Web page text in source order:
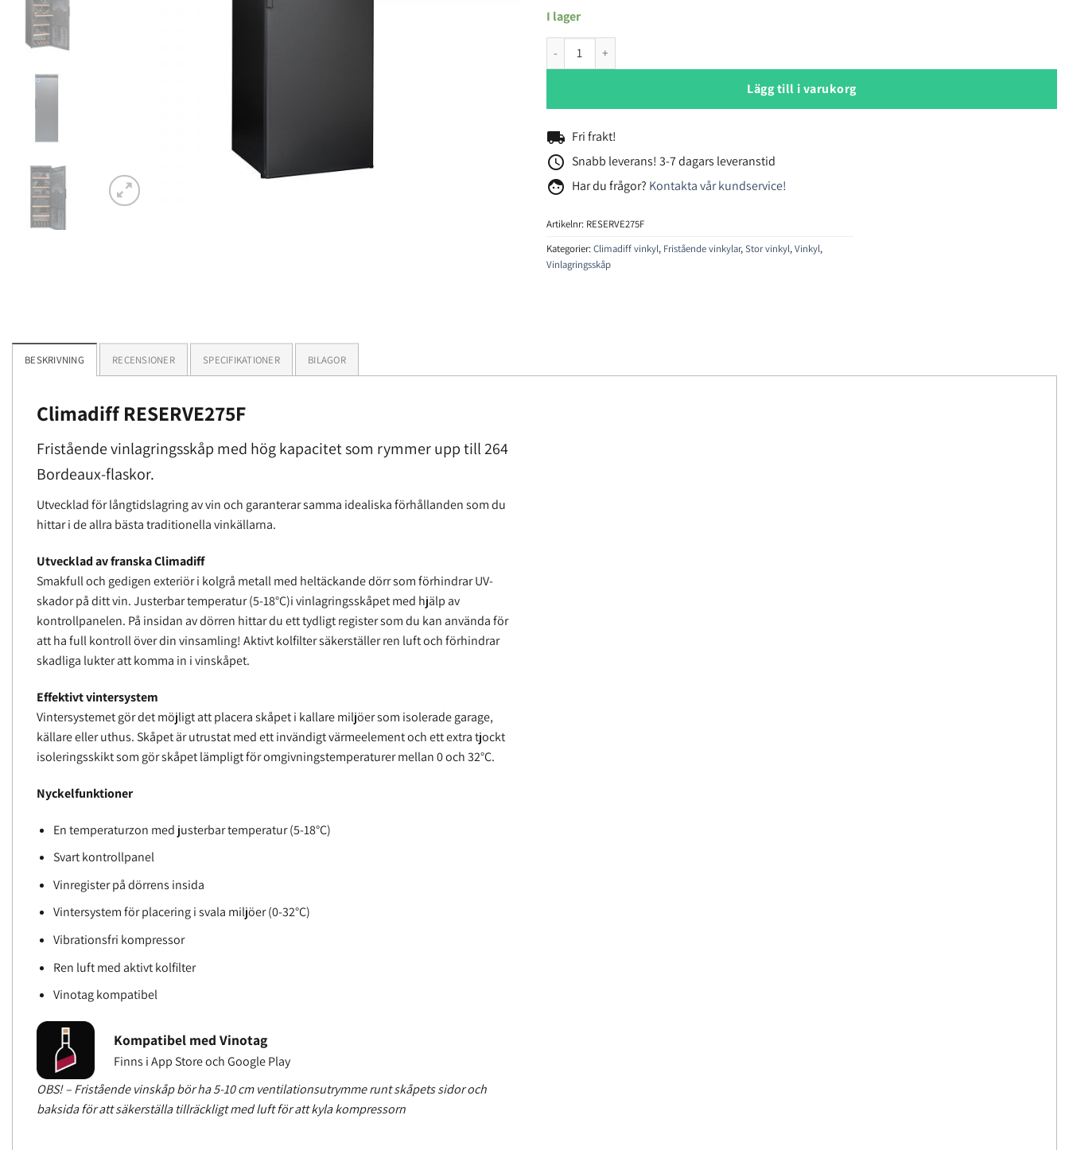
I lager
Climadiff RESERVE275F vinlagringsskåp mängd
Lägg till i varukorg
local_shipping Fri frakt!
access_time Snabb leverans! 3-7 dagars leveranstid
face Har du frågor? Kontakta vår kundservice!
Artikelnr: RESERVE275F
Kategorier:Climadiff vinkyl, Fristående vinkylar,Stor vinkyl,Vinkyl,
Vinlagringsskåp
BESKRIVNING RECENSIONER SPECIFIKATIONER BILAGOR
Climadiff RESERVE275F
Fristående vinlagringsskåp med hög kapacitet som rymmer upp till 264
Bordeaux-flaskor.
Utvecklad för långtidslagring av vin och garanterar samma idealiska förhållanden som du
hittar i de allra bästa traditionella vinkällarna.
Utvecklad av franska Climadiff
Smakfull och gedigen exteriör i kolgrå metall med heltäckande dörr som förhindrar UV-
skador på ditt vin. Justerbar temperatur (5-18°C)i vinlagringsskåpet med hjälp av
kontrollpanelen. På insidan av dörren hittar du ett tydligt register som du kan använda för
att ha full kontroll över din vinsamling! Aktivt kolfilter säkerställer ren luft och förhindrar
skadliga lukter att komma in i vinskåpet.
Effektivt vintersystem
Vintersystemet gör det möjligt att placera skåpet i kallare miljöer som isolerade garage,
källare eller uthus. Skåpet är utrustat med ett invändigt värmeelement och ett extra tjockt
isoleringsskikt som gör skåpet lämpligt för omgivningstemperaturer mellan 0 och 32°C.
Nyckelfunktioner
En temperaturzon med justerbar temperatur (5-18°C)
Svart kontrollpanel
Vinregister på dörrens insida
Vintersystem för placering i svala miljöer (0-32°C)
Vibrationsfri kompressor
Ren luft med aktivt kolfilter
Vinotag kompatibel
Kompatibel med Vinotag
Finns i App Store och Google Play
OBS! – Fristående vinskåp bör ha 5-10 cm ventilationsutrymme runt skåpets sidor och
baksida för att säkerställa tillräckligt med luft för att kyla kompressorn